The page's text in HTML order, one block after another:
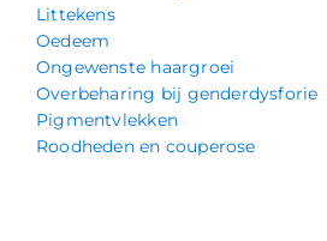
Littekens
Oedeem
Ongewenste haargroei
Overbeharing bij genderdysforie
Pigmentvlekken
Roodheden en couperose